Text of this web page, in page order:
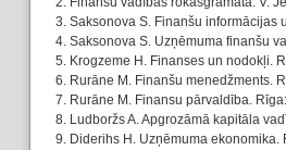
3. Saksonova S. Finanšu informācijas
4. Saksonova S. Uzņēmuma finanšu
5. Krogzeme H. Finanses un nodokļi.
6. Rurāne M. Finanšu menedžments.
7. Rurāne M. Finansu pārvaldība.
8. Ludboržs A. Apgrozāmā kapitāla
9. Diderihs H. Uzņēmuma ekonomika.